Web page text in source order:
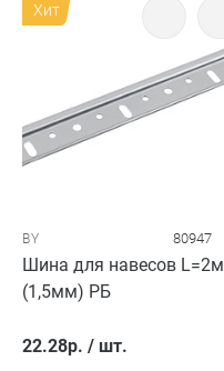
Хит
BY 80947
Шина для навесов L=2м
(1,5мм) РБ
22.28р. / шт.